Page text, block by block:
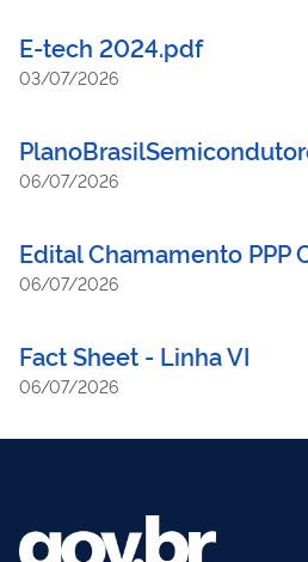
E-tech 2024.pdf
03/07/2026
06/07/2026
Edital Chamamento PPP
06/07/2026
Fact Sheet - Linha VI
06/07/2026